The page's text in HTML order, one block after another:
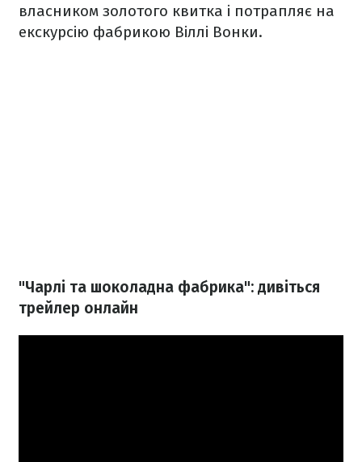
власником золотого квитка і потрапляє на
екскурсію фабрикою Віллі Вонки.
"Чарлі та шоколадна фабрика": дивіться
трейлер онлайн